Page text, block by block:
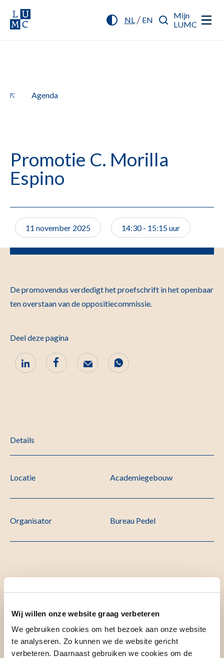
Wij willen onze website graag verbeteren
We gebruiken cookies om het bezoek aan onze website
te analyseren. Zo kunnen we de website gericht
verbeteren. Daarnaast gebruiken we cookies om de
NL/ EN
Mijn
LUMC
Agenda
Promotie C. Morilla
Espino
11 november 2025 14:30 - 15:15 uur
De promovendus verdedigt het proefschrift in het openbaar
ten overstaan van de oppo­sitie­commissie.
Deel deze pagina
Details
Locatie Academiegebouw
Organisator Bureau Pedel
Omschrijving
Titel